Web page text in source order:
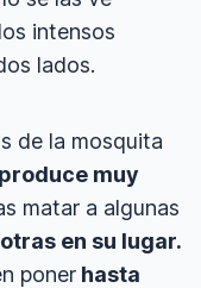
intensos
lados.
de la mosquita
muy
matar a algunas
en su lugar.
poner hasta